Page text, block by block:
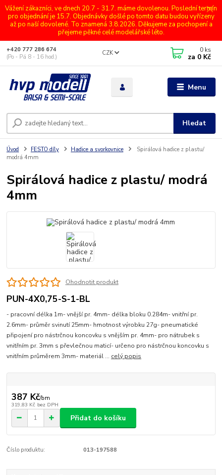
Vážení zákazníci, ve dnech 20.7 - 31.7. máme dovolenou. Poslední termín
pro objednání je 15.7. Objednávky došlé po tomto datu budou vyřízeny
až po naší dovolené. To znamená 3.8.2026. Děkujeme za pochopení a
přejeme pěkné celé modelářské léto.
Menu
CZK
Hledat
+420 777 286 674
(Po - Pá 8 - 16 hod.)
0 ks
za 0 Kč
Úvod FESTO díly Hadice a svorkovnice
Spirálová hadice z plastu/
modrá 4mm
Spirálová hadice z plastu/ modrá
4mm
Ohodnotit produkt
PUN-4X0,75-S-1-BL
- pracovní délka 1m- vnější pr. 4mm- délka bloku 0.284m- vnitřní pr.
2.6mm- průměr svinutí 25mm- hmotnost výrobku 27g- pneumatické
připojení pro nástrčnou koncovku s vnějším pr. 4mm- pro nátrubek s
vnitřním pr. 3mm s převlečnou maticí- určeno pro nástrčnou koncovku s
vnitřním průměrem 3mm- materiál ... celý popis
387 Kč/bm
319,83 Kč bez DPH
Přidat do košíku
Číslo produktu: 013-197588